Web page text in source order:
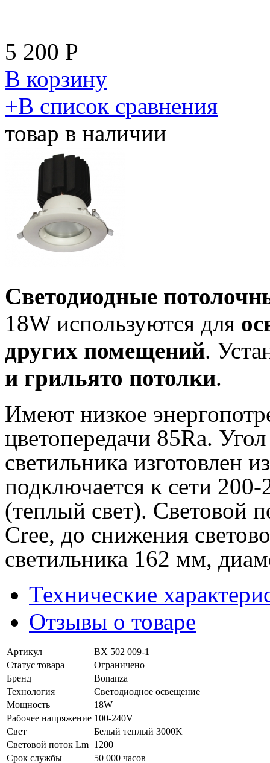
5 200 Р
В корзину
​+В список сравнения
товар в наличии
Светодиодные
18W используются для
других помещений.
и грильято потолки.
Имеют низкое
цветопередачи 85Ra.
светильника изготовлен
подключается к сети
(теплый свет). Световой
Cree, до снижения
светильника 162 мм,
Технические
Отзывы о товаре
Артикул
BX 502 009-1
Статус товара
Ограничено
Бренд
Bonanza
Технология
Светодиодное освещение
Мощность
18W
Рабочее напряжение 100-240V
Свет
Белый теплый 3000K
Световой поток Lm 1200
Срок службы
50 000 часов